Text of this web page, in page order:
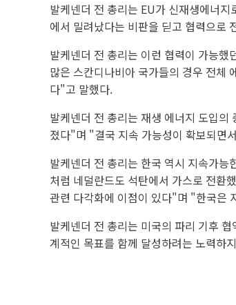
발케넨더 전 총리는 EU가 신재생에너
에서 밀려났다는 비판을 딛고 협력으로
발케넨더 전 총리는 이런 협력이 가능
많은 스칸디나비아 국가들의 경우 전체
다"고 말했다.
발케넨더 전 총리는 재생 에너지 도입
졌다"며 "결국 지속 가능성이 확보되면
발케넨더 전 총리는 한국 역시 지속가
처럼 네덜란드도 석탄에서 가스로 전환
관련 다각화에 이점이 있다"며 "한국은
발케넨더 전 총리는 미국의 파리 기후
계적인 목표를 함께 달성하려는 노력하